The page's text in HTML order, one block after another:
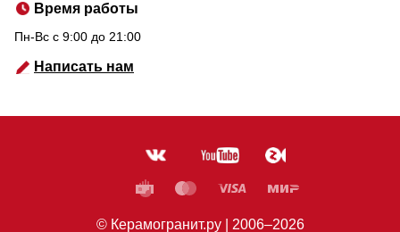
Время работы
Пн-Вс c 9:00 до 21:00
Написать нам
© Керамогранит.ру | 2006–2026